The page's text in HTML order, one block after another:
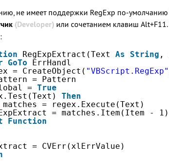
не имеет поддержки RegExp по-
(Developer) или сочетанием клавиш Alt+F11
RegExpExtract(Text As String ,
GoTo
ErrHandl
= CreateObject( "VBScript.RegExp"
= Pattern
= True
Then
matches = regex.Execute(Text)
= matches.Item(Item - 1)
Function
= CVErr(xlErrValue)